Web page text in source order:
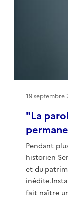
"La
Pendant
historien
et du
fait naître
19 septembre